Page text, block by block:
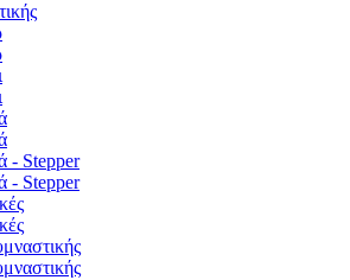
- Stepper
- Stepper